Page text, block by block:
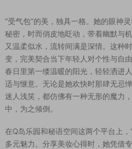
“受气包”的美，独具一格。她的眼神
秘密，时而俏皮地眨动，带着幽默与
又温柔似水，流转间满是深情。这种
变，完美契合当下年轻人对个性与自
春日里第一缕温暖的阳光，轻轻洒进
适与惬意。无论是她欢快时那肆无忌
迷人浅笑，都仿佛有一种无形的魔力
中，为之倾倒。
在Q岛乐园和秘语空间这两个平台上
多元魅力。分享美妆心得时，她凭借